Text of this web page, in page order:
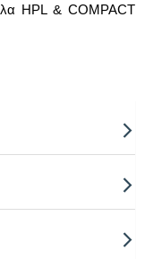
HPL & COMPACT